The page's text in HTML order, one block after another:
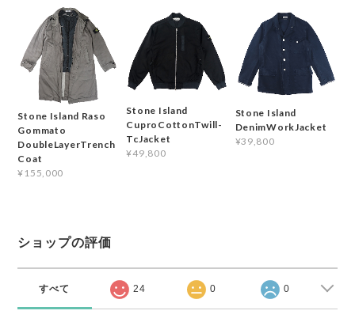
Stone Island Raso
Gommato
DoubleLayerTrench
Coat
¥155,000
Stone Island
CuproCottonTwill-
TcJacket
¥49,800
Stone Island
DenimWorkJacket
¥39,800
ショップの評価
すべて 24 0 0